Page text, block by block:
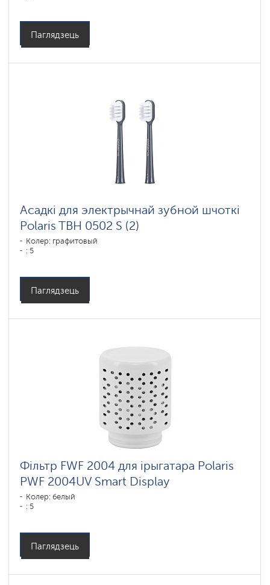
Паглядзець
Асадкі для электрычнай зубной шчоткі
Polaris TBH 0502 S (2)
Колер: графитовый
: 5
Паглядзець
Фільтр FWF 2004 для ірыгатара Polaris
PWF 2004UV Smart Display
Колер: белый
: 5
Паглядзець